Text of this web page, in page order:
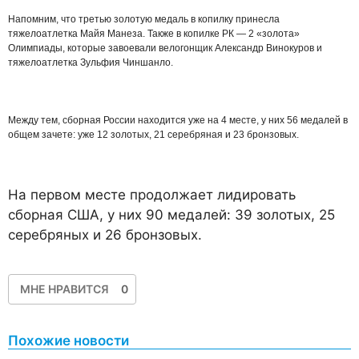
Напомним, что третью золотую медаль в копилку принесла
тяжелоатлетка Майя Манеза. Также в копилке РК — 2 «золота»
Олимпиады, которые завоевали велогонщик Александр Винокуров и
тяжелоатлетка Зульфия Чиншанло.
Между тем, сборная России находится уже на 4 месте, у них 56 медалей в
общем зачете: уже 12 золотых, 21 серебряная и 23 бронзовых.
На первом месте продолжает лидировать
сборная США, у них 90 медалей: 39 золотых, 25
серебряных и 26 бронзовых.
МНЕ НРАВИТСЯ 0
Похожие новости